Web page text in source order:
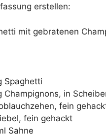
erstellen:
mit gebratenen
Spaghetti
Champignons, in
fein
fein gehackt
Sahne